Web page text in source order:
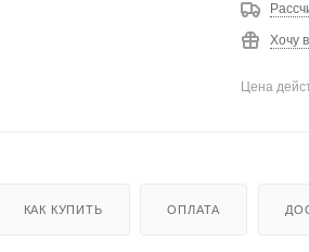
Хочу
Цена
КАК КУПИТЬ ОПЛАТА